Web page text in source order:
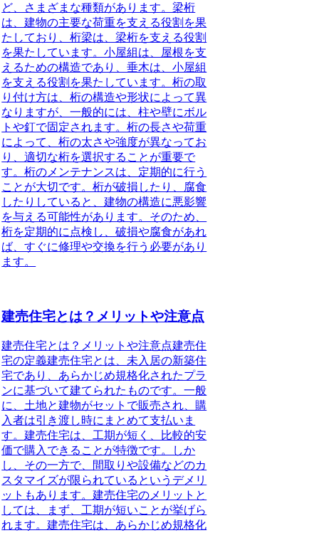
ど、さまざまな種類があります。梁桁
は、建物の主要な荷重を支える役割を果
たしており、桁梁は、梁桁を支える役割
を果たしています。小屋組は、屋根を支
えるための構造であり、垂木は、小屋組
を支える役割を果たしています。桁の取
り付け方は、桁の構造や形状によって異
なりますが、一般的には、柱や壁にボル
トや釘で固定されます。桁の長さや荷重
によって、桁の太さや強度が異なってお
り、適切な桁を選択することが重要で
す。桁のメンテナンスは、定期的に行う
ことが大切です。桁が破損したり、腐食
したりしていると、建物の構造に悪影響
を与える可能性があります。そのため、
桁を定期的に点検し、破損や腐食があれ
ば、すぐに修理や交換を行う必要があり
ます。
建売住宅とは？メリットや注意点
建売住宅とは？メリットや注意点建売住
宅の定義建売住宅とは、未入居の新築住
宅であり、あらかじめ規格化されたプラ
ンに基づいて建てられたものです。一般
に、土地と建物がセットで販売され、購
入者は引き渡し時にまとめて支払いま
す。建売住宅は、工期が短く、比較的安
価で購入できることが特徴です。しか
し、その一方で、間取りや設備などのカ
スタマイズが限られているというデメリ
ットもあります。建売住宅のメリットと
しては、まず、工期が短いことが挙げら
れます。建売住宅は、あらかじめ規格化